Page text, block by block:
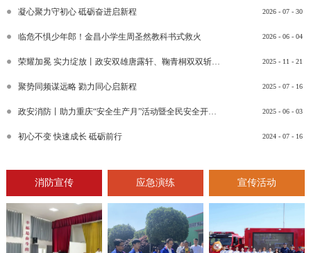
2026 - 07 - 30
凝心聚力守初心 砥砺奋进启新程
2026 - 06 - 04
临危不惧少年郎！金昌小学生周圣然教科书式救火
2025 - 11 - 21
荣耀加冕 实力绽放丨政安双雄唐露轩、鞠青桐双双斩获“渝消蓝盾讲师团金牌讲师”比武竞赛决赛大奖
2025 - 07 - 16
聚势同频谋远略 勠力同心启新程
2025 - 06 - 03
政安消防丨助力重庆“安全生产月”活动暨全民安全开放日活动
2024 - 07 - 16
初心不变 快速成长 砥砺前行
消防宣传 应急演练 宣传活动